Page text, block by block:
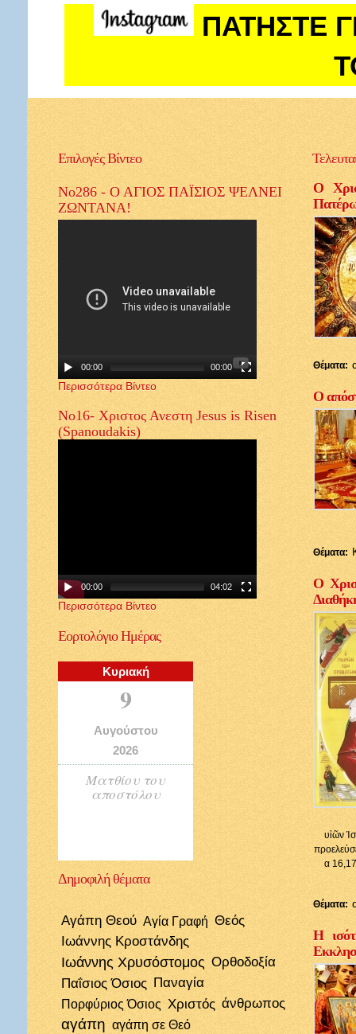
ΠΑΤΗΣΤΕ
ΕπιλογέςΒίντεο
No286 - Ο ΑΓΙΟΣ ΠΑΪΣΙΟΣ ΨΕΛΝΕΙ
ΖΩΝΤΑΝΑ!
00:00 00:00
Περισσότερα Βίντεο
Νο16- Χριστος Ανεστη Jesus is Risen
(Spanoudakis)
00:00 04:02
Περισσότερα Βίντεο
ΕορτολόγιοΗμέρας
Κυριακή
9
Αυγούστου
2026
Ματθίου του
αποστόλου
Δημοφιλήθέματα
Αγάπη Θεού Αγία Γραφή Θεός
Ιωάννης Κροστάνδης
Ιωάννης Χρυσόστομος Ορθοδοξία
Παΐσιος Όσιος Παναγία
Πορφύριος Όσιος Χριστός άνθρωπος
αγάπη αγάπη σε Θεό
Ο
Θέματα:
Ο
Θέματα:
Ο
υἱῶν
α 16,17
Θέματα:
Η